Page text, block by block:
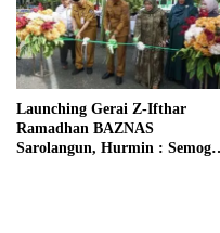
Launching Gerai Z-Ifthar
Ramadhan BAZNAS
Sarolangun, Hurmin : Semoga